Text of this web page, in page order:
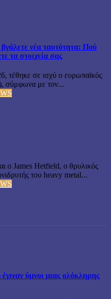
νέα ταυτότητα: Πού
τα στοιχεία σας
τέθηκε σε ισχύ ο ευρωπαϊκός
σύμφωνα με τον...
ο James Hetfield, ο θρυλικός
του heavy metal...
ύμνοι μιας ολόκληρης